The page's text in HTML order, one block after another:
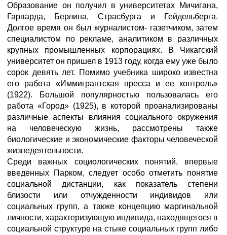
Образование он получил в университетах Мичигана,
Гарварда, Берлина, Страсбурга и Гейдельберга.
Долгое время он был журналистом- газетчиком, затем
специалистом по рекламе, аналитиком в различных
крупных промышленных корпорациях. В Чикагский
университет он пришел в 1913 году, когда ему уже было
сорок девять лет. Помимо учебника широко известна
его работа «Иммигрантская пресса и ее контроль»
(1922). Большой популярностью пользовалась его
работа «Город» (1925), в которой проанализированы
различные аспекты влияния социального окружения
на человеческую жизнь, рассмотрены также
биологические и экономические факторы человеческой
жизнедеятельности.
Среди важных социологических понятий, впервые
введенных Парком, следует особо отметить понятие
социальной дистанции, как показатель степени
близости или отчужденности индивидов или
социальных групп, а также концепцию маргинальной
личности, характеризующую индивида, находящегося в
социальной структуре на стыке социальных групп либо